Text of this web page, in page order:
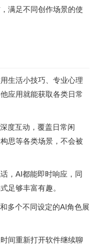
满足不同创作场景的使
生活小技巧、专业心理
应用就能获取各类日常
度互动，覆盖日常闲
思等各类场景，不会被
，AI都能即时响应，同
足够丰富有趣。
多个不同设定的AI角色展
间重新打开软件继续聊